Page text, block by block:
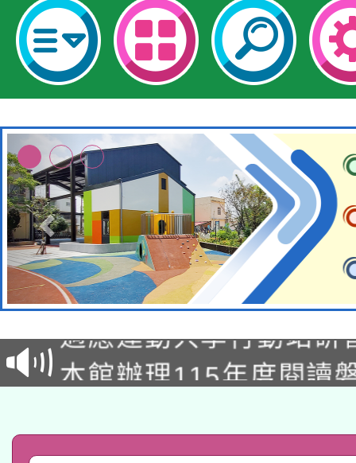
本校115學年度第2次
招)
本館辦理115年度閱讀
礎課程
A3數位素養講師名單